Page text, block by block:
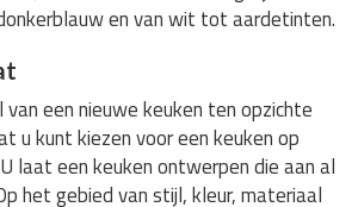
en van wit tot aardetinten.
een nieuwe keuken ten opzichte
u kunt kiezen voor een keuken op
laat een keuken ontwerpen die aan al
het gebied van stijl, kleur, materiaal